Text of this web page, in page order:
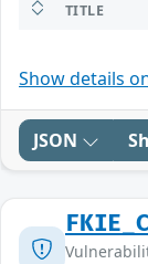
TITLE
Show details
JSON